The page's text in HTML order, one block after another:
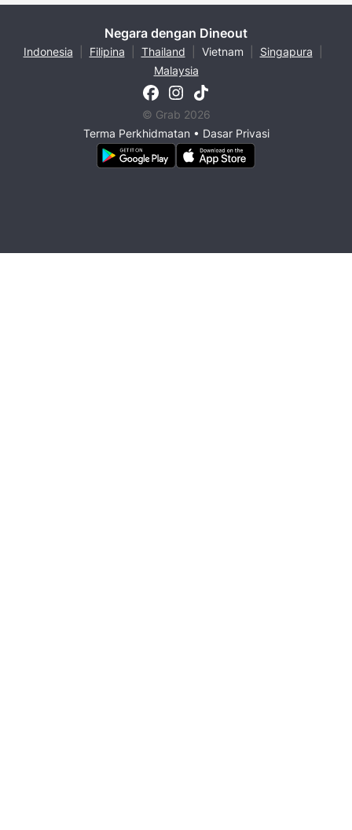
Negara dengan Dineout
Indonesia Filipina Thailand Vietnam Singapura
Malaysia
© Grab 2026
Terma Perkhidmatan• Dasar Privasi